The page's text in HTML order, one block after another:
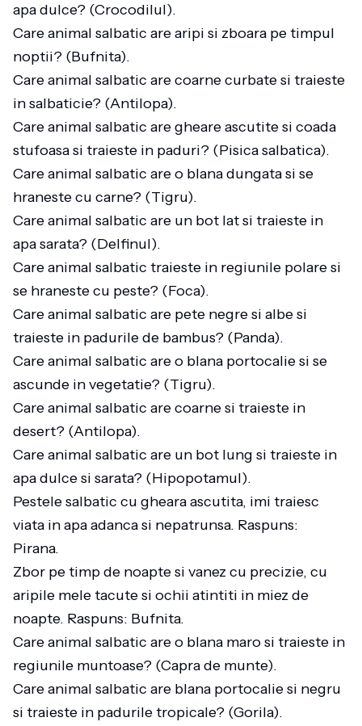
apa dulce? (Crocodilul).
Care animal salbatic are aripi si zboara pe timpul
noptii? (Bufnita).
Care animal salbatic are coarne curbate si traieste
in salbaticie? (Antilopa).
Care animal salbatic are gheare ascutite si coada
stufoasa si traieste in paduri? (Pisica salbatica).
Care animal salbatic are o blana dungata si se
hraneste cu carne? (Tigru).
Care animal salbatic are un bot lat si traieste in
apa sarata? (Delfinul).
Care animal salbatic traieste in regiunile polare si
se hraneste cu peste? (Foca).
Care animal salbatic are pete negre si albe si
traieste in padurile de bambus? (Panda).
Care animal salbatic are o blana portocalie si se
ascunde in vegetatie? (Tigru).
Care animal salbatic are coarne si traieste in
desert? (Antilopa).
Care animal salbatic are un bot lung si traieste in
apa dulce si sarata? (Hipopotamul).
Pestele salbatic cu gheara ascutita, imi traiesc
viata in apa adanca si nepatrunsa. Raspuns:
Pirana.
Zbor pe timp de noapte si vanez cu precizie, cu
aripile mele tacute si ochii atintiti in miez de
noapte. Raspuns: Bufnita.
Care animal salbatic are o blana maro si traieste in
regiunile muntoase? (Capra de munte).
Care animal salbatic are blana portocalie si negru
si traieste in padurile tropicale? (Gorila).